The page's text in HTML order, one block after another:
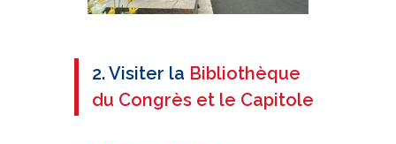
2. Visiter la Bibliothèque
du Congrès et le Capitole